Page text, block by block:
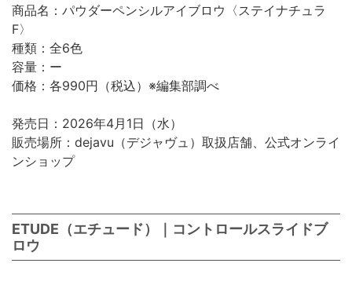
商品名：パウダーペンシルアイブロウ〈ステイナチュラ
F〉
種類：全6色
容量：ー
価格：各990円（税込）※編集部調べ
発売日：2026年4月1日（水）
販売場所：dejavu（デジャヴュ）取扱店舗、公式オンライ
ンショップ
ETUDE（エチュード）｜コントロールスライドブ
ロウ